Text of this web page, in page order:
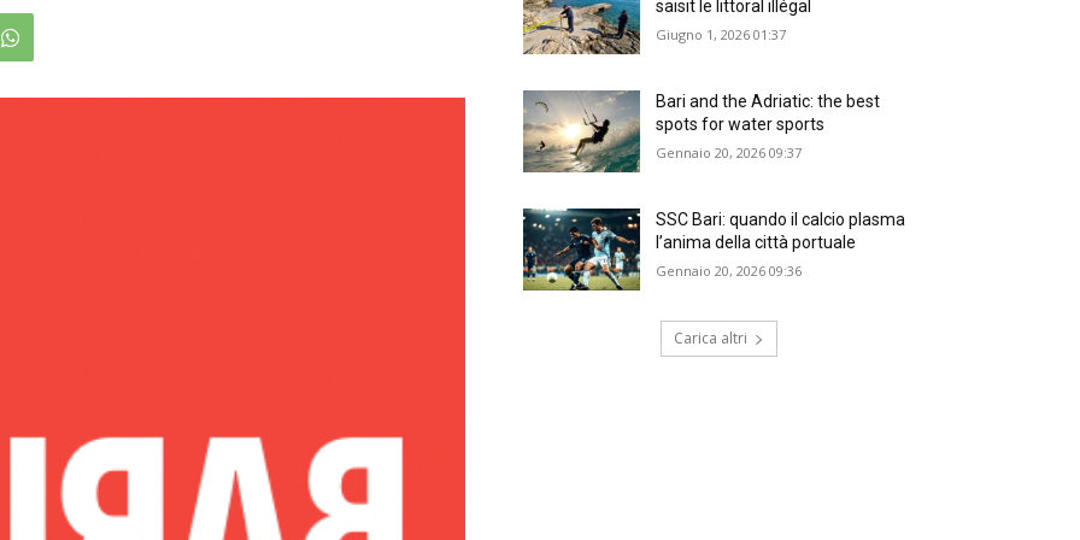
saisit le littoral illégal
Giugno 1, 2026 01:37
Bari and the Adriatic: the best
spots for water sports
Gennaio 20, 2026 09:37
SSC Bari: quando il calcio plasma
l’anima della città portuale
Gennaio 20, 2026 09:36
Carica altri